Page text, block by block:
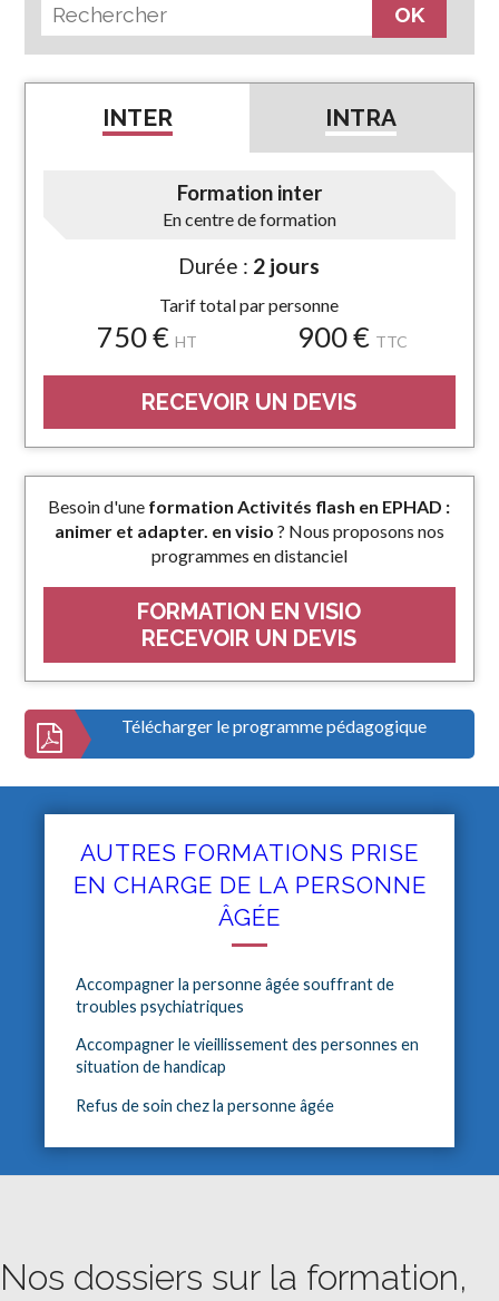
INTER INTRA
Formation inter
En centre de formation
Durée : 2 jours
Tarif total par personne
750 € HT 900 € TTC
RECEVOIR UN DEVIS
Besoin d'une formation Activités flash en EPHAD :
animer et adapter. en visio ? Nous proposons nos
programmes en distanciel
FORMATION EN VISIO
RECEVOIR UN DEVIS
Télécharger le programme pédagogique
AUTRES FORMATIONS PRISE
EN CHARGE DE LA PERSONNE
ÂGÉE
Accompagner la personne âgée souffrant de
troubles psychiatriques
Accompagner le vieillissement des personnes en
situation de handicap
Refus de soin chez la personne âgée
Nos dossiers sur la formation,